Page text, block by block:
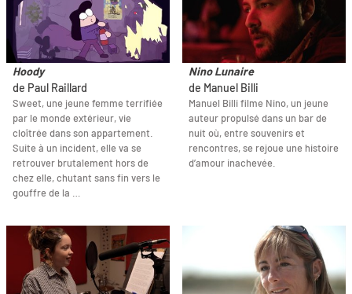
Hoody
de Paul Raillard
Sweet, une jeune femme terrifiée
par le monde extérieur, vie
cloîtrée dans son appartement.
Suite à un incident, elle va se
retrouver brutalement hors de
chez elle, chutant sans fin vers le
gouffre de la …
Nino Lunaire
de Manuel Billi
Manuel Billi filme Nino, un jeune
auteur propulsé dans un bar de
nuit où, entre souvenirs et
rencontres, se rejoue une histoire
d’amour inachevée.